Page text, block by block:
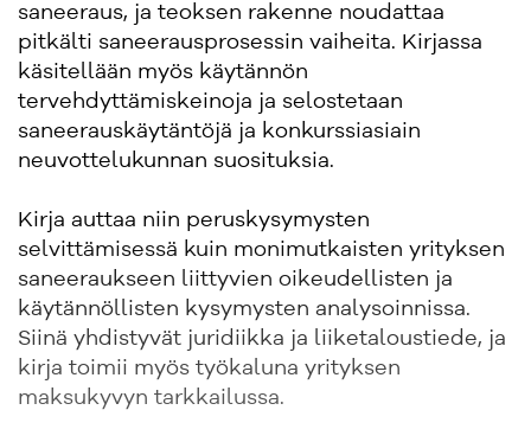
saneeraus, ja teoksen rakenne noudattaa
pitkälti saneerausprosessin vaiheita. Kirjassa
käsitellään myös käytännön
tervehdyttämiskeinoja ja selostetaan
saneerauskäytäntöjä ja konkurssiasiain
neuvottelukunnan suosituksia.
Kirja auttaa niin peruskysymysten
selvittämisessä kuin monimutkaisten yrityksen
saneeraukseen liittyvien oikeudellisten ja
käytännöllisten kysymysten analysoinnissa.
Siinä yhdistyvät juridiikka ja liiketaloustiede, ja
kirja toimii myös työkaluna yrityksen
maksukyvyn tarkkailussa.